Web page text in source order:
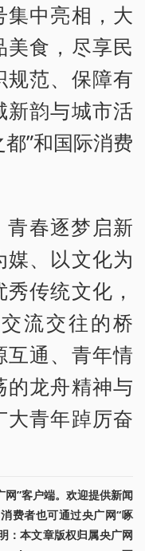
中亮相，大
食，尽享民
范、保障有
新韵与城市活
”和国际消费
春逐梦启新
、以文化为
传统文化，
流交往的桥
互通、青年情
的龙舟精神与
青年踔厉奋
”客户端。欢迎提供新闻
费者也可通过央广网“啄
：本文章版权归属央广网